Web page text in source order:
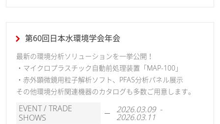
第60回日本水環境学会年会
最新の環境分析ソリューションを一挙公開！
・マイクロプラスチック自動前処理装置「MAP-100」
・赤外顕微鏡用粒子解析ソフト、PFAS分析パネル展示
その他環境分析関連機器のカタログも多数ご用意します。
EVENT / TRADE
SHOWS
2026.03.09 -
2026.03.11